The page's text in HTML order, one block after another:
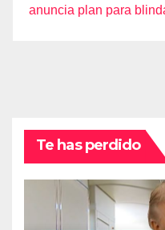
anuncia plan para
Te has perdido